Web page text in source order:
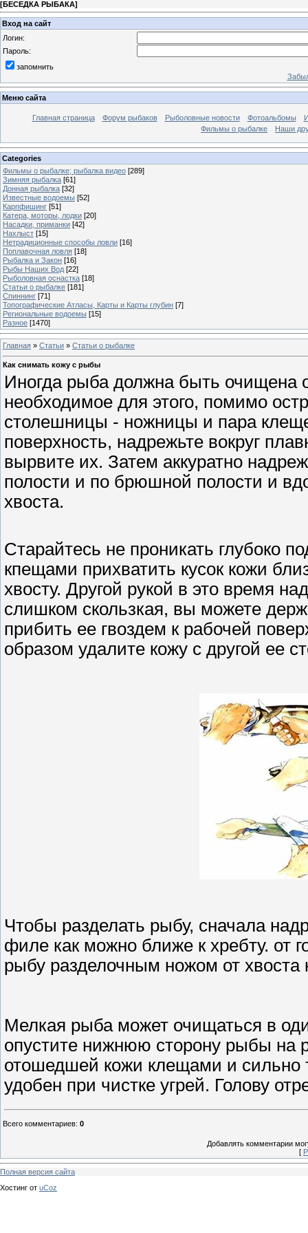
[БЕСЕДКА РЫБАКА]
Вход на сайт
Логин:
Пароль:
запомнить
Меню сайта
Главная страница Форум рыбаков Рыболовные новости Фотоальбомы
Фильмы о рыбалке
Наши
Categories
Фильмы о рыбалке; рыбалка видео [289]
Зимняя рыбалка [61]
Донная рыбалка [32]
Известные водоемы [52]
Карпфишинг [51]
Катера, моторы, лодки [20]
Насадки, приманки [42]
Нахлыст [15]
Нетрадиционные способы ловли [16]
Поплавочная ловля [18]
Рыбалка и Закон [16]
Рыбы Наших Вод [22]
Рыболовная оснастка [18]
Статьи о рыбалке [181]
Спиннинг [71]
Топографические Атласы, Карты и Карты глубин [7]
Региональные водоемы [15]
Разное [1470]
Главная » Статьи » Статьи о рыбалке
Как снимать кожу с рыбы
Иногда рыба должна быть очищена
необходимое для этого, помимо
столешницы - ножницы и пара
поверхность, надрежьте вокруг
вырвите их. Затем аккуратно
полости и по брюшной полости и
хвоста.
Старайтесь не проникать глубоко
кпещами прихватить кусок кожи
хвосту. Другой рукой в это время
слишком скользкая, вы можете
прибить ее гвоздем к рабочей
образом удалите кожу с другой ее
Чтобы разделать рыбу, сначала
филе как можно ближе к хребту. от
рыбу разделочным ножом от хвоста
Мелкая рыба может очищаться в
опустите нижнюю сторону рыбы на
отошедшей кожи клещами и сильно
удобен при чистке угрей. Голову
Всего комментариев: 0
Добавлять комментарии
[
Полная версия сайта
Хостинг от uCoz